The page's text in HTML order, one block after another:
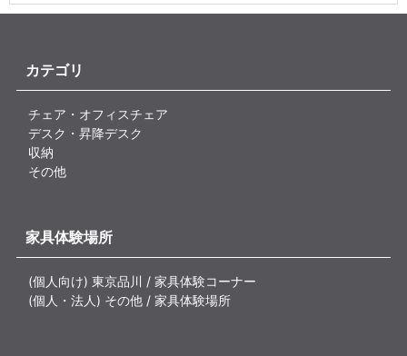
カテゴリ
チェア・オフィスチェア
デスク・昇降デスク
収納
その他
家具体験場所
(個人向け) 東京品川 / 家具体験コーナー
(個人・法人) その他 / 家具体験場所